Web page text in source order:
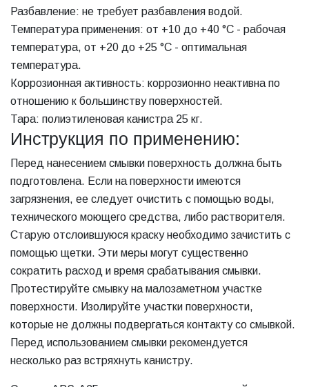
Разбавление: не требует разбавления водой.
Температура применения: от +10 до +40 °С - рабочая
температура, от +20 до +25 °С - оптимальная
температура.
Коррозионная активность: коррозионно неактивна по
отношению к большинству поверхностей.
Тара: полиэтиленовая канистра 25 кг.
Инструкция по применению:
Перед нанесением смывки поверхность должна быть
подготовлена. Если на поверхности имеются
загрязнения, ее следует очистить с помощью воды,
технического моющего средства, либо растворителя.
Старую отслоившуюся краску необходимо зачистить с
помощью щетки. Эти меры могут существенно
сократить расход и время срабатывания смывки.
Протестируйте смывку на малозаметном участке
поверхности. Изолируйте участки поверхности,
которые не должны подвергаться контакту со смывкой.
Перед использованием смывки рекомендуется
несколько раз встряхнуть канистру.